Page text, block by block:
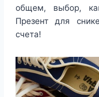
общем, выбор,
Презент для
счета!